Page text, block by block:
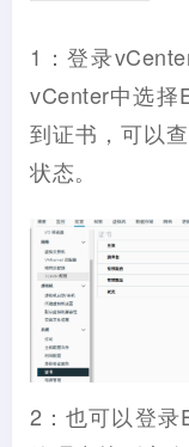
1：登录
vCenter中选择
到证书，可以
状态。
2：也可以登录